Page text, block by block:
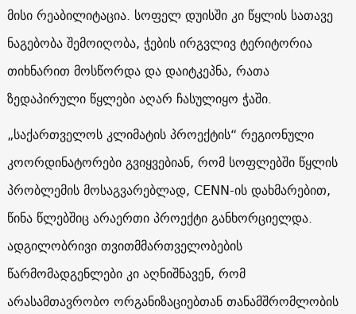
მისი რეაბილიტაცია. სოფელ დუისში კი წყლის სათავე
ნაგებობა შემოიღობა, ჭების ირგვლივ ტერიტორია
თიხნარით მოსწორდა და დაიტკეპნა, რათა
ზედაპირული წყლები აღარ ჩასულიყო ჭაში.
„საქართველოს კლიმატის პროექტის“ რეგიონული
კოორდინატორები გვიყვებიან, რომ სოფლებში წყლის
პრობლემის მოსაგვარებლად, CENN-ის დახმარებით,
წინა წლებშიც არაერთი პროექტი განხორციელდა.
ადგილობრივი თვითმმართველობების
წარმომადგენლები კი აღნიშნავენ, რომ
არასამთავრობო ორგანიზაციებთან თანამშრომლობის